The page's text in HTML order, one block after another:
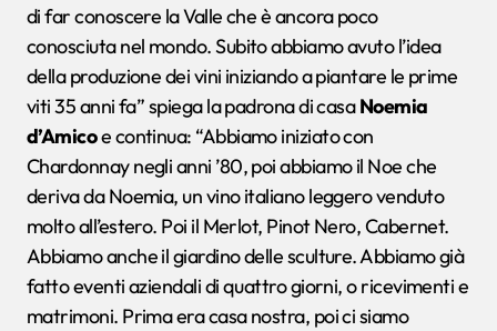
di far conoscere la Valle che è ancora poco
conosciuta nel mondo. Subito abbiamo avuto l’idea
della produzione dei vini iniziando a piantare le prime
viti 35 anni fa” spiega la padrona di casaNoemia
d’Amicoe continua: “Abbiamo iniziato con
Chardonnay negli anni ’80, poi abbiamo il Noe che
deriva da Noemia, un vino italiano leggero venduto
molto all’estero. Poi il Merlot, Pinot Nero, Cabernet.
Abbiamo anche il giardino delle sculture. Abbiamo già
fatto eventi aziendali di quattro giorni, o ricevimenti e
matrimoni. Prima era casa nostra, poi ci siamo